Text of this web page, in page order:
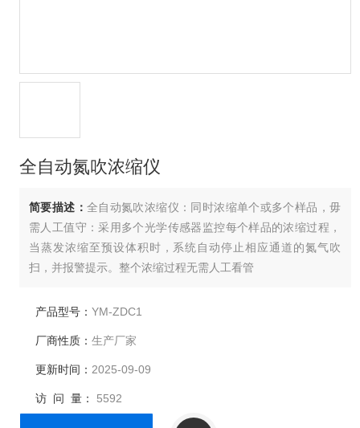
全自动氮吹浓缩仪
简要描述： 全自动氮吹浓缩仪：同时浓缩单个或多个样品，毋
需人工值守：采用多个光学传感器监控每个样品的浓缩过程，
当蒸发浓缩至预设体积时，系统自动停止相应通道的氮气吹
扫，并报警提示。整个浓缩过程无需人工看管
产品型号： YM-ZDC1
厂商性质： 生产厂家
更新时间： 2025-09-09
访 问 量： 5592